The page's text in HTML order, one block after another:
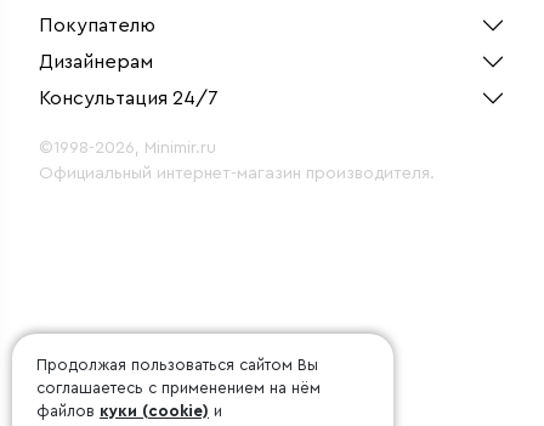
Покупателю
Дизайнерам
Консультация 24/7
©1998-2026, Minimir.ru
Официальный интернет-магазин производителя.
Продолжая пользоваться сайтом Вы
соглашаетесь с применением на нём
файлов куки (cookie) и